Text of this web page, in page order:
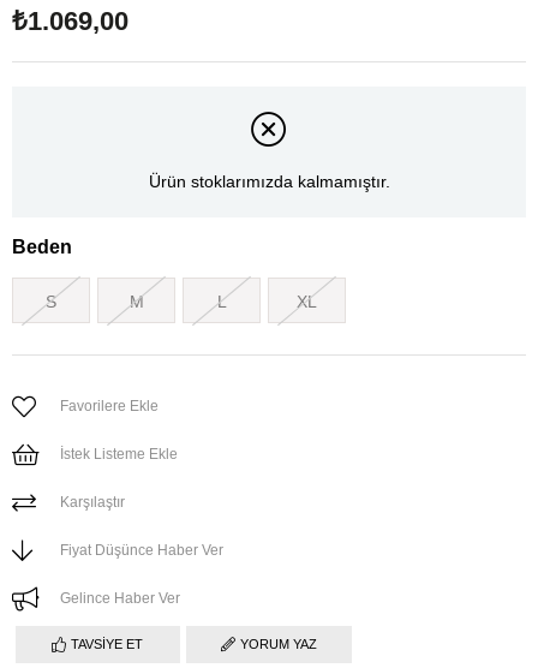
₺1.069,00
Ürün stoklarımızda kalmamıştır.
Beden
S M L XL
Favorilere Ekle
İstek Listeme Ekle
Karşılaştır
Fiyat Düşünce Haber Ver
Gelince Haber Ver
TAVSIYE ET YORUM YAZ